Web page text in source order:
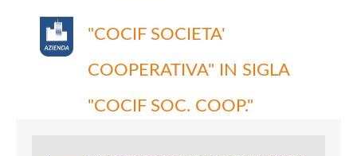
"COCIF SOCIETA'
COOPERATIVA" IN SIGLA
"COCIF SOC. COOP."